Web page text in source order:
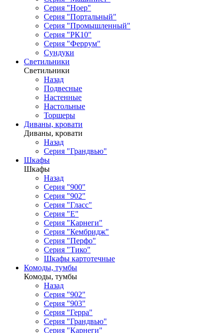
Серия "Ноер"
Серия "Портальный"
Серия "Промышленный"
Серия "РК10"
Серия "Феррум"
Сундуки
Светильники
Светильники
Назад
Подвесные
Настенные
Настольные
Торшеры
Диваны, кровати
Диваны, кровати
Назад
Серия "Грандвью"
Шкафы
Шкафы
Назад
Серия "900"
Серия "902"
Серия "Гласс"
Серия "Е"
Серия "Карнеги"
Серия "Кембридж"
Серия "Перфо"
Серия "Тико"
Шкафы картотечные
Комоды, тумбы
Комоды, тумбы
Назад
Серия "902"
Серия "903"
Серия "Герра"
Серия "Грандвью"
Серия "Карнеги"